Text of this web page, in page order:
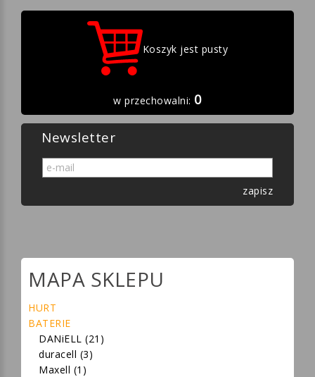
Koszyk jest pusty
w przechowalni: 0
Newsletter
zapisz
MAPA SKLEPU
HURT
BATERIE
DANiELL (21)
duracell (3)
Maxell (1)